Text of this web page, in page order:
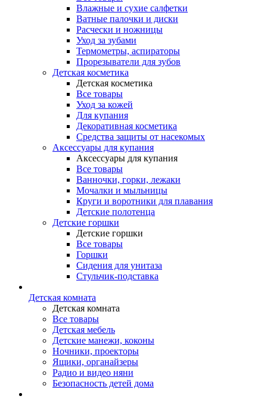
Влажные и сухие салфетки
Ватные палочки и диски
Расчески и ножницы
Уход за зубами
Термометры, аспираторы
Прорезыватели для зубов
Детская косметика
Детская косметика
Все товары
Уход за кожей
Для купания
Декоративная косметика
Средства защиты от насекомых
Аксессуары для купания
Аксессуары для купания
Все товары
Ванночки, горки, лежаки
Мочалки и мыльницы
Круги и воротники для плавания
Детские полотенца
Детские горшки
Детские горшки
Все товары
Горшки
Сидения для унитаза
Стульчик-подставка
Детская комната
Детская комната
Все товары
Детская мебель
Детские манежи, коконы
Ночники, проекторы
Ящики, органайзеры
Радио и видео няни
Безопасность детей дома